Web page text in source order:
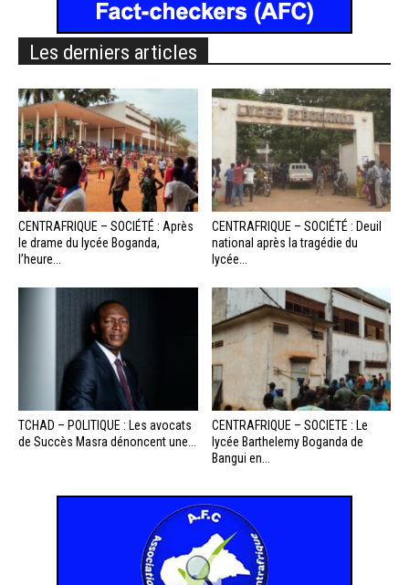
Les derniers articles
CENTRAFRIQUE – SOCIÉTÉ : Après
le drame du lycée Boganda,
l’heure...
CENTRAFRIQUE – SOCIÉTÉ : Deuil
national après la tragédie du
lycée...
TCHAD – POLITIQUE : Les avocats
de Succès Masra dénoncent une...
CENTRAFRIQUE – SOCIETE : Le
lycée Barthelemy Boganda de
Bangui en...